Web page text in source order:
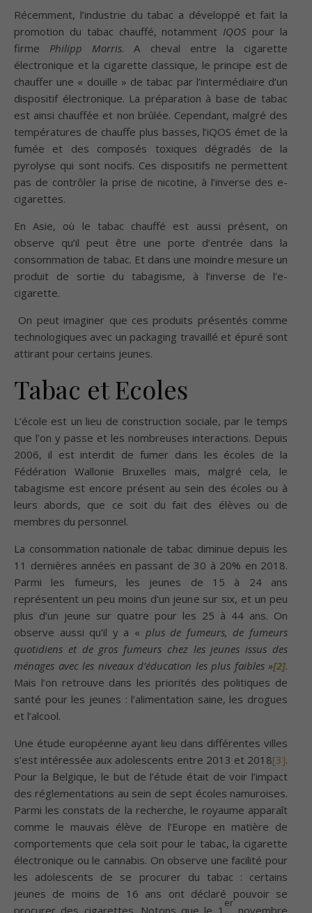
Récemment, l’industrie du tabac a développé et fait la
promotion du tabac chauffé, notamment IQOS pour la
firme Philipp Morris. A cheval entre la cigarette
électronique et la cigarette classique, le principe est de
chauffer une « douille » de tabac par l’intermédiaire d’un
dispositif électronique. La préparation à base de tabac
est ainsi chauffée et non brûlée. Cependant, malgré des
températures de chauffe plus basses, l’iQOS émet de la
fumée et des composés toxiques dégradés de la
pyrolyse qui sont nocifs. Ces dispositifs ne permettent
pas de contrôler la prise de nicotine, à l’inverse des e-
cigarettes.
En Asie, où le tabac chauffé est aussi présent, on
observe qu’il peut être une porte d’entrée dans la
consommation de tabac. Et dans une moindre mesure un
produit de sortie du tabagisme, à l’inverse de l’e-
cigarette.
On peut imaginer que ces produits présentés comme
technologiques avec un packaging travaillé et épuré sont
attirant pour certains jeunes.
Tabac et Ecoles
L’école est un lieu de construction sociale, par le temps
que l’on y passe et les nombreuses interactions. Depuis
2006, il est interdit de fumer dans les écoles de la
Fédération Wallonie Bruxelles mais, malgré cela, le
tabagisme est encore présent au sein des écoles ou à
leurs abords, que ce soit du fait des élèves ou de
membres du personnel.
La consommation nationale de tabac diminue depuis les
11 dernières années en passant de 30 à 20% en 2018.
Parmi les fumeurs, les jeunes de 15 à 24 ans
représentent un peu moins d’un jeune sur six, et un peu
plus d’un jeune sur quatre pour les 25 à 44 ans. On
observe aussi qu’il y a « plus de fumeurs, de fumeurs
quotidiens et de gros fumeurs chez les jeunes issus des
ménages avec les niveaux d’éducation les plus faibles »[2].
Mais l’on retrouve dans les priorités des politiques de
santé pour les jeunes : l’alimentation saine, les drogues
et l’alcool.
Une étude européenne ayant lieu dans différentes villes
s’est intéressée aux adolescents entre 2013 et 2018[3].
Pour la Belgique, le but de l’étude était de voir l’impact
des réglementations au sein de sept écoles namuroises.
Parmi les constats de la recherche, le royaume apparaît
comme le mauvais élève de l’Europe en matière de
comportements que cela soit pour le tabac, la cigarette
électronique ou le cannabis. On observe une facilité pour
les adolescents de se procurer du tabac : certains
jeunes de moins de 16 ans ont déclaré pouvoir se
procurer des cigarettes. Notons que le 1
er
novembre